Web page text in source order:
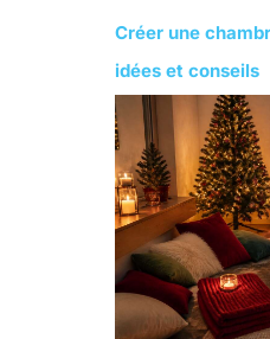
e
r
c
h
e
r
:
Créer une
idées et conseils